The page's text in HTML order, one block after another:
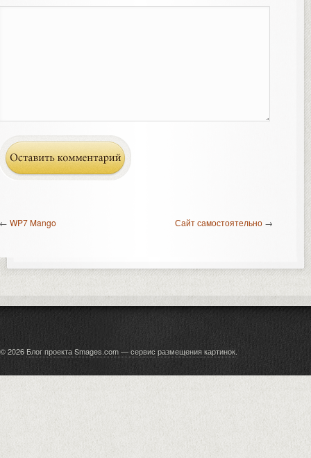
WP7 Mango Сайт самостоятельно →
© 2026 Блог проекта Smages.com — сервис размещения картинок.